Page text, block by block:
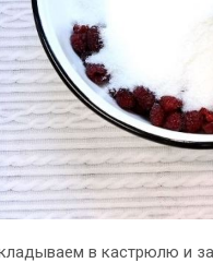
в кастрюлю и